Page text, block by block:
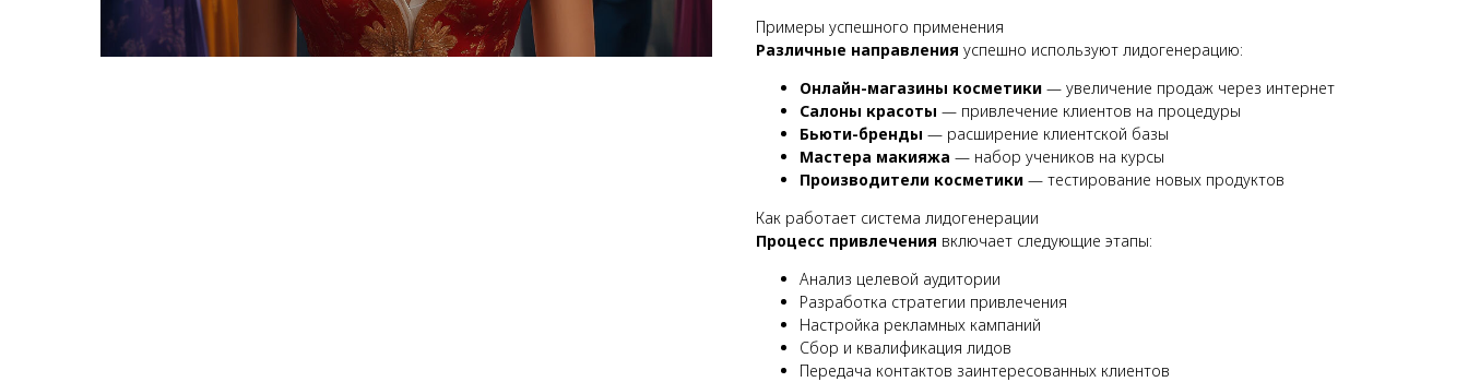
Примеры успешного применения
Различные направления успешно используют лидогенерацию:
Онлайн-магазины косметики — увеличение продаж через интернет
Салоны красоты — привлечение клиентов на процедуры
Бьюти-бренды — расширение клиентской базы
Мастера макияжа — набор учеников на курсы
Производители косметики — тестирование новых продуктов
Как работает система лидогенерации
Процесс привлечения включает следующие этапы:
Анализ целевой аудитории
Разработка стратегии привлечения
Настройка рекламных кампаний
Сбор и квалификация лидов
Передача контактов заинтересованных клиентов